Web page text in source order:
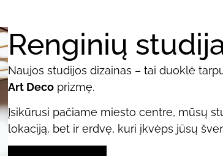
Renginių
Naujos studijos dizainas – tai duoklė
Art Deco prizmę.
Įsikūrusi pačiame miesto centre, mūsų
lokaciją, bet ir erdvę, kuri įkvėps jūsų